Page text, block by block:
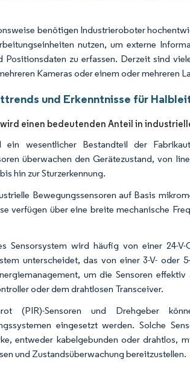
benötigen Industrieroboter
nutzen, um externe
Positionsdaten zu erfassen. Derzeit sind
Kameras oder einem oder mehreren
und Erkenntnisse für
einen bedeutenden Anteil in
ein wesentlicher Bestandteil der
überwachen den Gerätezustand, von
hin zur Sturzerkennung.
Bewegungssensoren auf Basis
verfügen über eine breite mechanische
Sensorsystem wird häufig von einer 24-
unterscheidet, das von einer 3-V- oder
um die Sensoren
oder dem drahtlosen Transceiver.
(PIR)-Sensoren und Drehgeber
eingesetzt werden. Solche
entweder kabelgebunden oder
und Zustandsüberwachung bereitzustellen.